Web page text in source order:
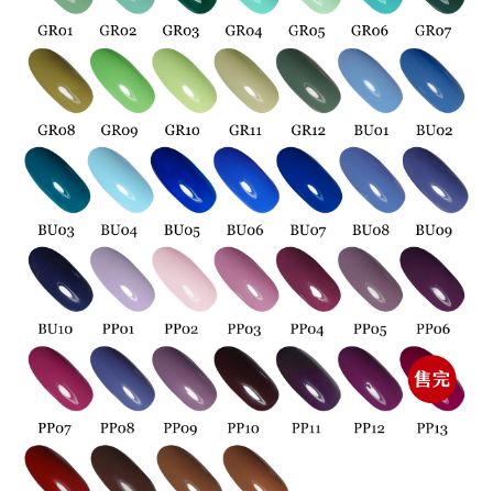
任。
４．使用「AFTEE先享後付」時，將依據個別帳號之用戶狀況，依本公司即
時審查核予不同之上限額度；若仍有額度不足之情形，本公司將視審查結果
請求用戶進行身份認證。
５．嚴禁一人註冊多個帳號或使用他人資訊註冊。若發現惡意使用之情形，
恩沛科技股份有限公司將有權停止該用戶之使用額度並採取法律行動。